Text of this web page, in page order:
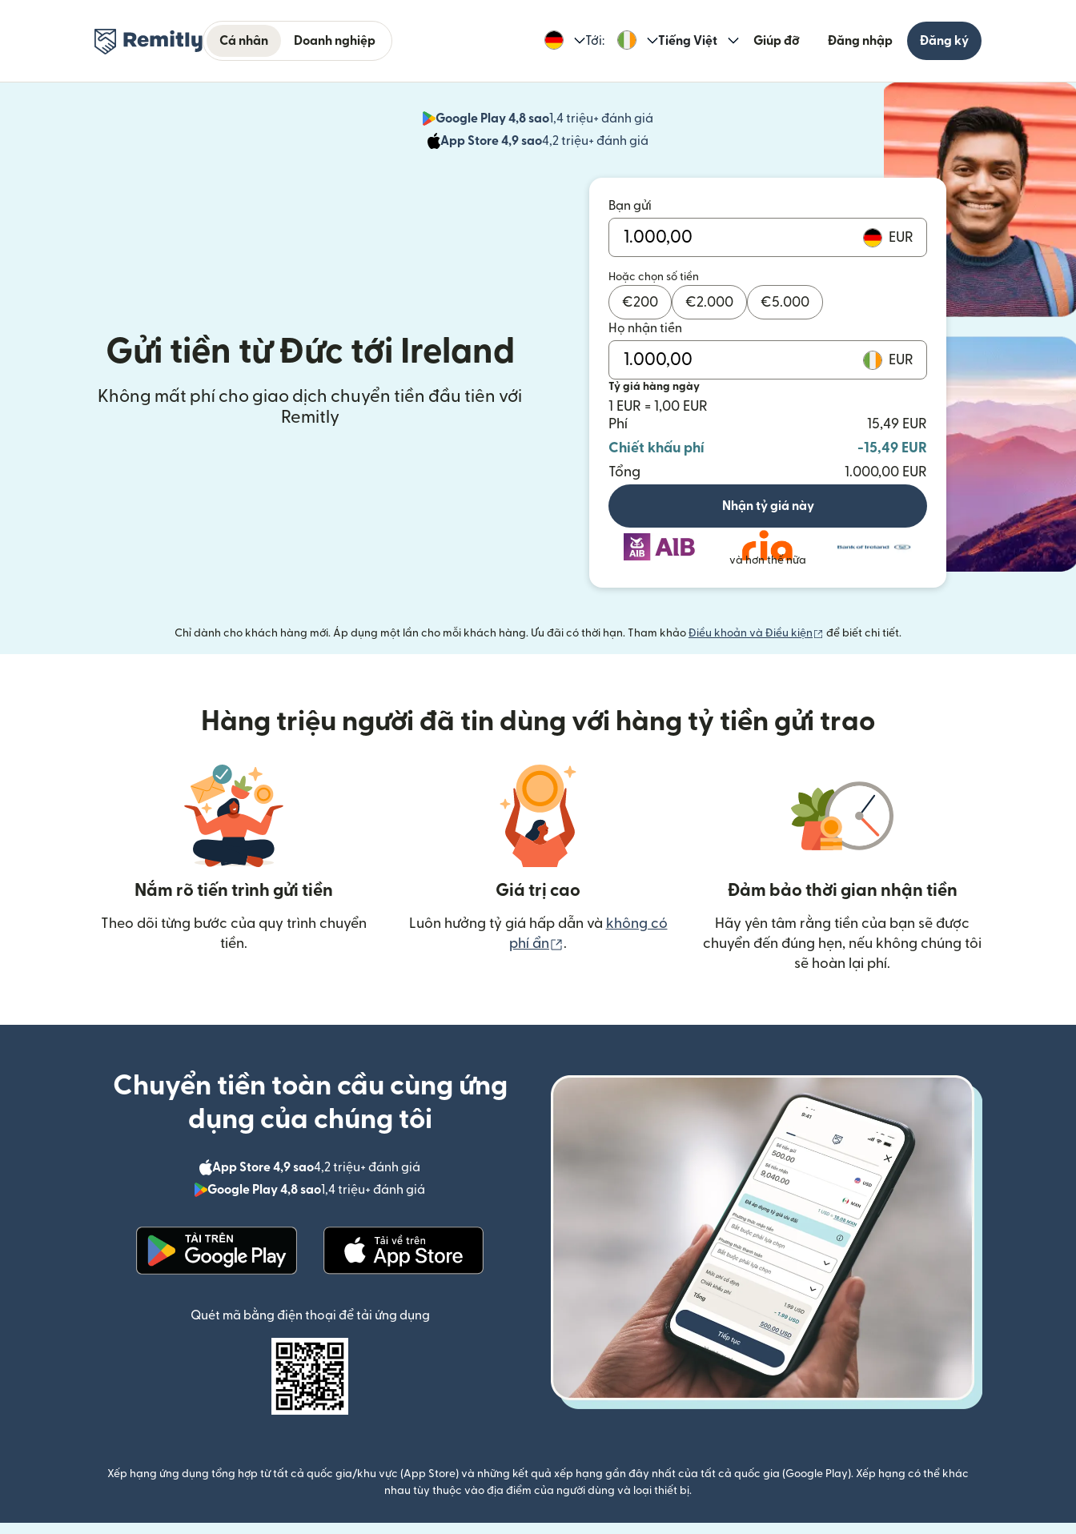
Cá nhân Doanh nghiệp Tới: Tiếng Việt Giúp đỡ Đăng nhập Đăng ký
Google Play 4,8 sao1,4 triệu+ đánh giá
App Store 4,9 sao4,2 triệu+ đánh giá
Gửi tiền từ Đức tới Ireland
Không mất phí cho giao dịch chuyển tiền đầu tiên với
Remitly
Bạn gửi
EUR
Hoặc chọn số tiền
€200 €2.000 €5.000
Họ nhận tiền
EUR
Tỷ giá hàng ngày
1 EUR = 1,00 EUR
Phí
15,49 EUR
Chiết khấu phí
-15,49 EUR
Tổng
1.000,00 EUR
Nhận tỷ giá này
và hơn thế nữa
Chỉ dành cho khách hàng mới. Áp dụng một lần cho mỗi khách hàng. Ưu đãi có thời hạn. Tham khảo Điều khoản và Điều kiện (mở trong cửa sổ mới)
để biết chi tiết.
Hàng triệu người đã tin dùng với hàng tỷ tiền gửi trao
Nắm rõ tiến trình gửi tiền
Theo dõi từng bước của quy trình chuyển
tiền.
Giá trị cao
Luôn hưởng tỷ giá hấp dẫn và không có
phí ẩn
(mở trong cửa sổ mới)
.
Đảm bảo thời gian nhận tiền
Hãy yên tâm rằng tiền của bạn sẽ được
chuyển đến đúng hẹn, nếu không chúng tôi
sẽ hoàn lại phí.
Chuyển tiền toàn cầu cùng ứng
dụng của chúng tôi
App Store 4,9 sao4,2 triệu+ đánh giá
Google Play 4,8 sao1,4 triệu+ đánh giá
Quét mã bằng điện thoại để tải ứng dụng
Xếp hạng ứng dụng tổng hợp từ tất cả quốc gia/khu vực (App Store) và những kết quả xếp hạng gần đây nhất của tất cả quốc gia (Google Play). Xếp hạng có thể khác
nhau tùy thuộc vào địa điểm của người dùng và loại thiết bị.